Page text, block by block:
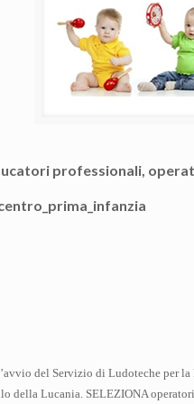
professionali,
del Servizio di Ludoteche per
della Lucania. SELEZIONA